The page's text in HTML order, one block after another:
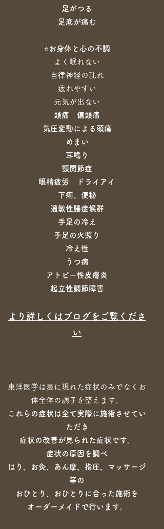
足がつる
足底が痛む
⭐︎ お身体と心の不調
よく眠れない
自律神経の乱れ
疲れやすい
元気が出ない
頭痛 偏頭痛
気圧変動による頭痛
めまい
耳鳴り
顎関節症
眼精疲労 ドライアイ
下痢、便秘
過敏性腸症候群
手足の冷え
手足の火照り
冷え性
うつ病
アトピー性皮膚炎
​起立性調節障害
​より詳しくはブログをご覧くださ
い
​東洋医学は表に現れた症状のみでなくお
体全体の調子を整えます。
これらの症状は全て実際に施術させてい
ただき
症状の改善が見られた症状です。
症状の原因を調べ
はり、お灸、あん摩、指圧、マッサージ
等の
おひとり、おひとりに合った施術を
オーダーメイドで行います。